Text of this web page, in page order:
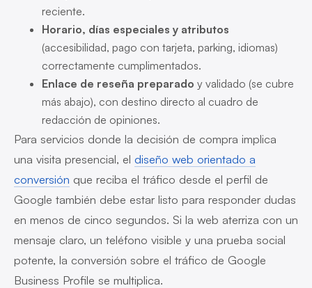
reciente.
Horario, días especiales y atributos
(accesibilidad, pago con tarjeta, parking, idiomas)
correctamente cumplimentados.
Enlace de reseña preparado y validado (se cubre
más abajo), con destino directo al cuadro de
redacción de opiniones.
Para servicios donde la decisión de compra implica
una visita presencial, el diseño web orientado a
conversión que reciba el tráfico desde el perfil de
Google también debe estar listo para responder dudas
en menos de cinco segundos. Si la web aterriza con un
mensaje claro, un teléfono visible y una prueba social
potente, la conversión sobre el tráfico de Google
Business Profile se multiplica.